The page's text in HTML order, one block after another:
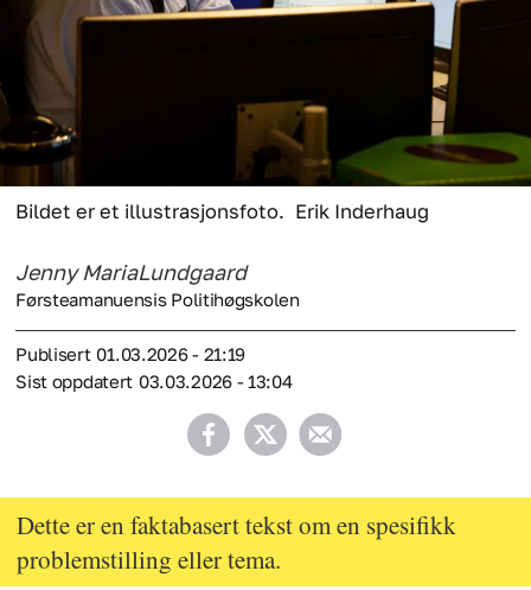
Bildet er et illustrasjonsfoto. Erik Inderhaug
Jenny MariaLundgaard
Førsteamanuensis Politihøgskolen
Publisert
01.03.2026 - 21:19
Sist oppdatert
03.03.2026 - 13:04
Dette er en faktabasert tekst om en spesifikk
problemstilling eller tema.